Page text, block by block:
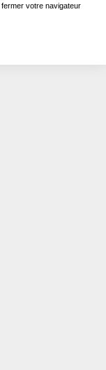
votre navigateur